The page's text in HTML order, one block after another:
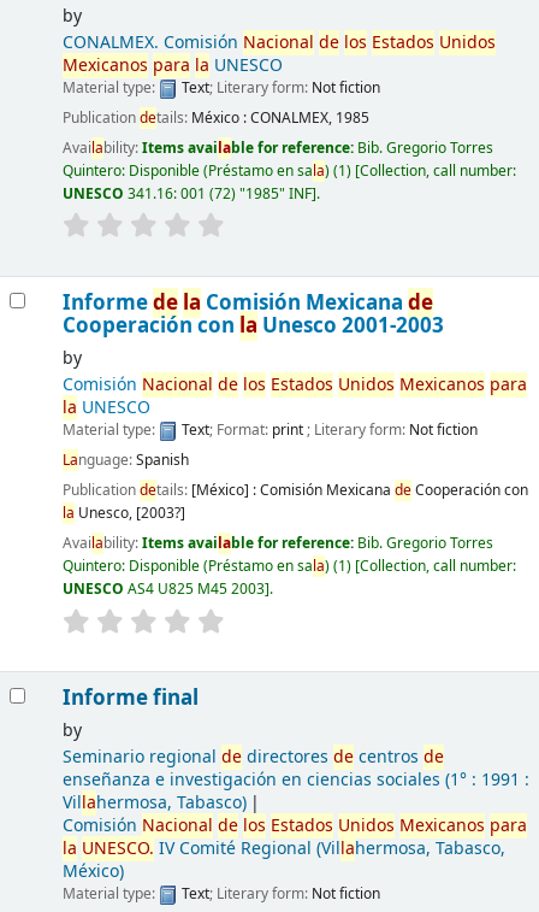
by
CONALMEX. Comisión Nacional de los Estados Unidos
Mexicanos para la UNESCO
Material type: Text; Literary form: Not fiction
Publicationdetails: México :CONALMEX, 1985
Availability:Items available for reference: Bib. Gregorio Torres
Quintero: Disponible (Préstamo en sala)(1) Collection, call number:
UNESCO 341.16: 001 (72) "1985" INF .
Informede la Comisión Mexicana de
Cooperación con la Unesco 2001-2003
by
Comisión Nacional de los Estados Unidos Mexicanos para
la UNESCO
Material type: Text; Format: print; Literary form: Not fiction
Language:Spanish
Publicationdetails: [México] :Comisión Mexicana deCooperación con
la Unesco, [2003?]
Availability:Items available for reference: Bib. Gregorio Torres
Quintero: Disponible (Préstamo en sala)(1) Collection, call number:
UNESCO AS4 U825 M45 2003 .
Informe final
by
Seminario regional dedirectores decentros de
enseñanza e investigación en ciencias sociales (1° : 1991 :
Villahermosa, Tabasco)
Comisión Nacional de los Estados Unidos Mexicanos para
la UNESCO. IV Comité Regional (Villahermosa, Tabasco,
México)
Material type: Text; Literary form: Not fiction